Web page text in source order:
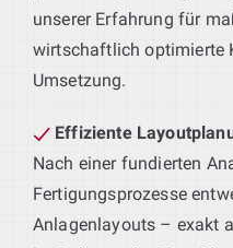
unserer Erfahrung für
wirtschaftlich optimierte
Umsetzung.
Effiziente
Nach einer fundierten
Fertigungsprozesse
Anlagenlayouts – exakt